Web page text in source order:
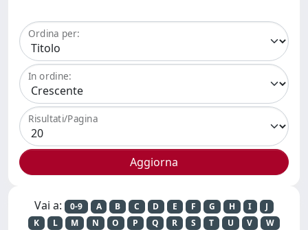
Ordina per:
In ordine:
Risultati/Pagina
Vai a: 0-9 A B C D E F G H I
J
K
L M N O P Q R S T U V
W